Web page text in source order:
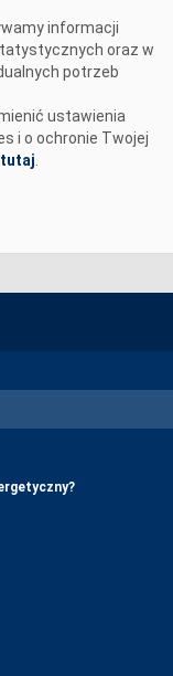
informacji
oraz w
potrzeb
ustawienia
i o ochronie Twojej